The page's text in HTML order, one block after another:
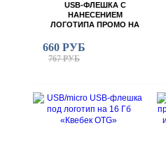
USB-ФЛЕШКА С
НАНЕСЕНИЕМ
ЛОГОТИПА ПРОМО НА
660 РУБ
767 РУБ